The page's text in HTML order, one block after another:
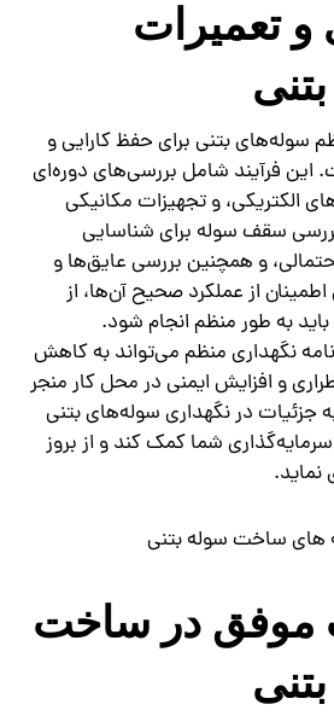
و تعمیرات
سوله‌های بتنی برای حفظ کارایی و
این فرآیند شامل بررسی‌های دوره‌ای
الکتریکی، و تجهیزات مکانیکی
سقف سوله برای شناسایی
و همچنین بررسی عایق‌ها و
از عملکرد صحیح آن‌ها، از
به طور منظم انجام شود.
نگهداری منظم می‌تواند به کاهش
و افزایش ایمنی در محل کار منجر
جزئیات در نگهداری سوله‌های بتنی
شما کمک کند و از بروز
موفق در ساخت